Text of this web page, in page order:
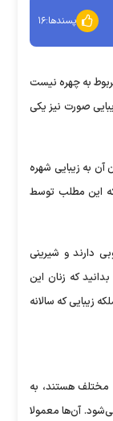
پسندها:۱۶
به چهره نیست
صورت نیز یکی
که زنان آن به زیبایی شهره
که این مطلب توسط
دارند و شیرینی
که زنان این
زیبایی که سالانه
مختلف هستند، به
آن‌ها معمولا